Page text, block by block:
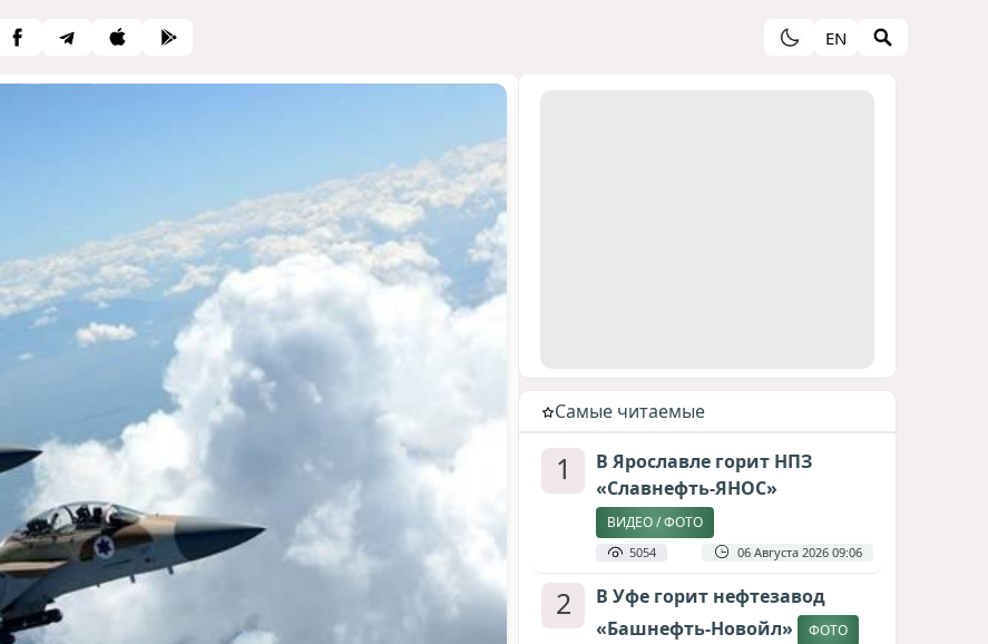
EN
Cамые читаемые
1
В Ярославле горит НПЗ
«Славнефть-ЯНОС»
ВИДЕО / ФОТО
5054 06 Августа 2026 09:06
2
В Уфе горит нефтезавод
«Башнефть-Новойл»
ФОТО